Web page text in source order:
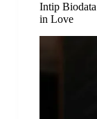
Intip
in Love